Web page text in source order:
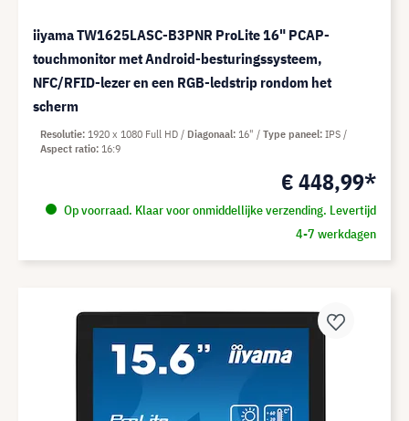
iiyama TW1625LASC-B3PNR ProLite 16" PCAP-
touchmonitor met Android-besturingssysteem,
NFC/RFID-lezer en een RGB-ledstrip rondom het
scherm
€ 448,99*
Op voorraad. Klaar voor onmiddellijke verzending. Levertijd
4-7 werkdagen
Resolutie 1920 x 1080 Full HD Diagonaal 16" Type paneel IPS
Aspect ratio 16:9